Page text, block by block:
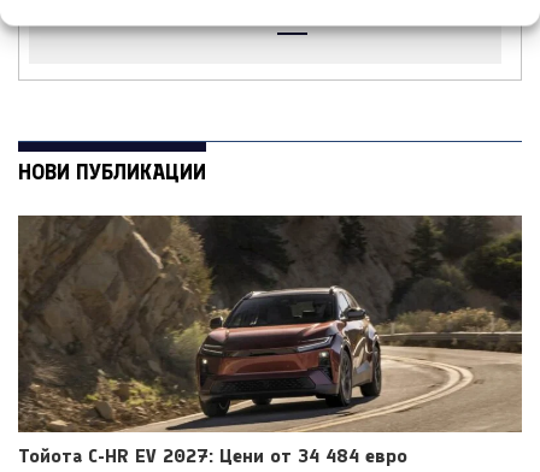
НОВИ ПУБЛИКАЦИИ
Тойота C-HR EV 2027: Цени от 34 484 евро